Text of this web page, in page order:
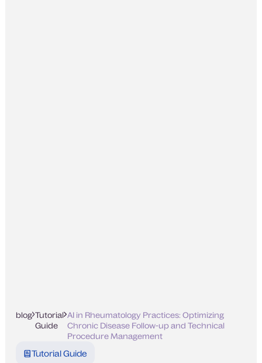
blog Tutorial
Guide
AI in Rheumatology Practices: Optimizing
Chronic Disease Follow-up and Technical
Procedure Management
Tutorial Guide